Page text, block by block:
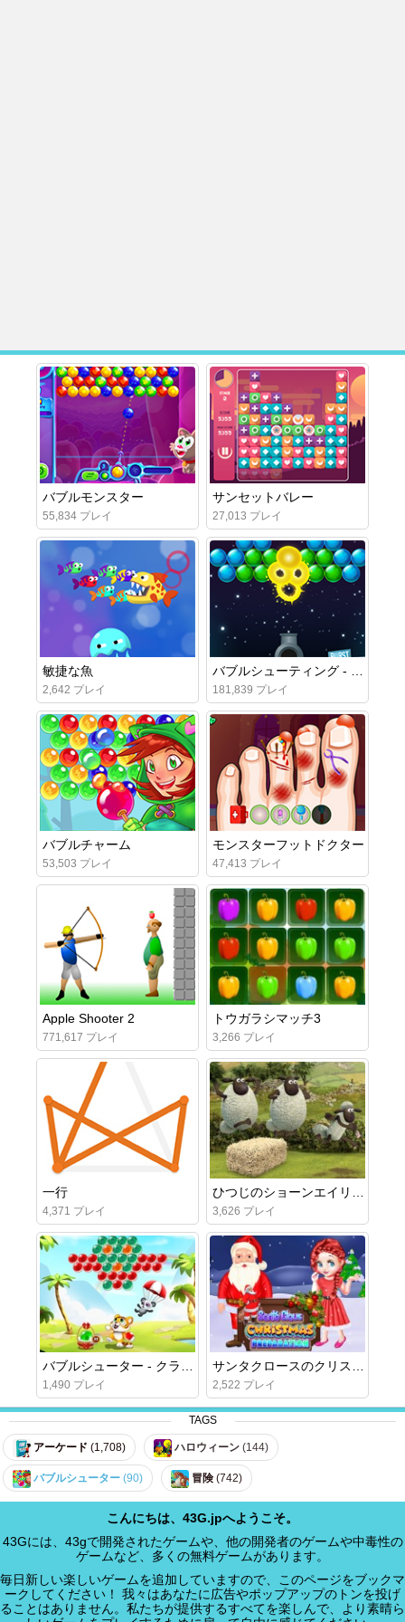
バブルモンスター
55,834 プレイ
サンセットバレー
27,013 プレイ
敏捷な魚
2,642 プレイ
バブルシューティング - バースト
181,839 プレイ
バブルチャーム
53,503 プレイ
モンスターフットドクター
47,413 プレイ
Apple Shooter 2
771,617 プレイ
トウガラシマッチ3
3,266 プレイ
一行
4,371 プレイ
ひつじのショーンエイリアン陸上競技
3,626 プレイ
バブルシューター - クラシックマッチ3ポップバブル
1,490 プレイ
サンタクロースのクリスマスの準備
2,522 プレイ
TAGS
アーケード (1,708) ハロウィーン (144)
バブルシューター (90) 冒険 (742)
こんにちは、43G.jpへようこそ。
43Gには、43gで開発されたゲームや、他の開発者のゲームや中毒性の
ゲームなど、多くの無料ゲームがあります。
毎日新しい楽しいゲームを追加していますので、このページをブックマ
ークしてください！ 我々はあなたに広告やポップアップのトンを投げ
ることはありません。私たちが提供するすべてを楽しんで、より素晴ら